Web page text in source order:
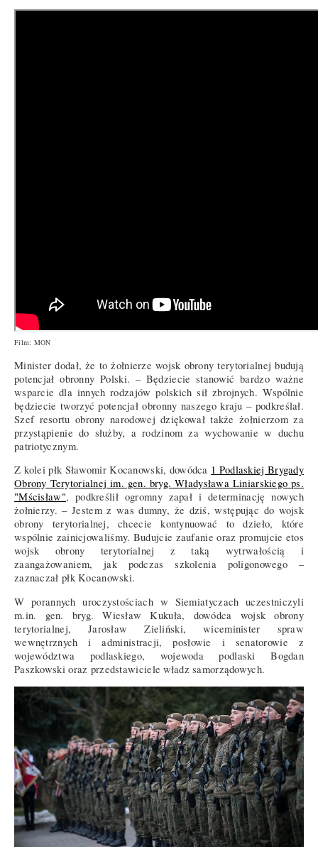
Film: MON
Minister dodał, że to żołnierze wojsk obrony terytorialnej budują
potencjał obronny Polski. – Będziecie stanowić bardzo ważne
wsparcie dla innych rodzajów polskich sił zbrojnych. Wspólnie
będziecie tworzyć potencjał obronny naszego kraju – podkreślał.
Szef resortu obrony narodowej dziękował także żołnierzom za
przystąpienie do służby, a rodzinom za wychowanie w duchu
patriotycznym.
Z kolei płk Sławomir Kocanowski, dowódca 1 Podlaskiej Brygady
Obrony Terytorialnej im. gen. bryg. Władysława Liniarskiego ps.
"Mścisław", podkreślił ogromny zapał i determinację nowych
żołnierzy. – Jestem z was dumny, że dziś, wstępując do wojsk
obrony terytorialnej, chcecie kontynuować to dzieło, które
wspólnie zainicjowaliśmy. Budujcie zaufanie oraz promujcie etos
wojsk obrony terytorialnej z taką wytrwałością i
zaangażowaniem, jak podczas szkolenia poligonowego –
zaznaczał płk Kocanowski.
W porannych uroczystościach w Siemiatyczach uczestniczyli
m.in. gen. bryg. Wiesław Kukuła, dowódca wojsk obrony
terytorialnej, Jarosław Zieliński, wiceminister spraw
wewnętrznych i administracji, posłowie i senatorowie z
województwa podlaskiego, wojewoda podlaski Bogdan
Paszkowski oraz przedstawiciele władz samorządowych.